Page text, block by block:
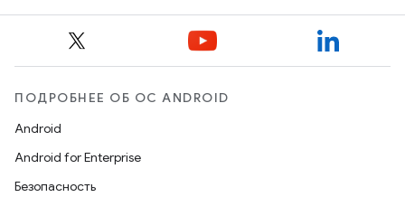
ПОДРОБНЕЕ ОБ ОС ANDROID
Android
Android for Enterprise
Безопасность